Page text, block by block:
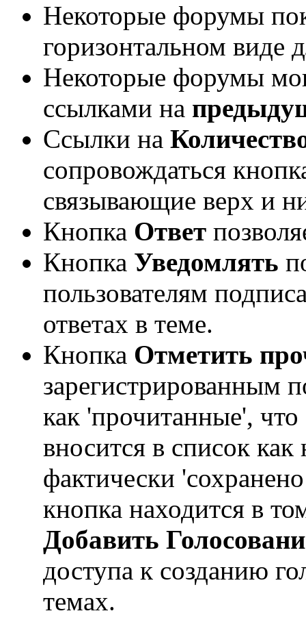
Некоторые форумы
горизонтальном виде
Некоторые форумы
ссылками на
Ссылки на
сопровождаться
связывающие верх и
Кнопка Ответ
Кнопка Уведомлять
пользователям
ответах в теме.
Кнопка Отметить
зарегистрированным
как 'прочитанные', что
вносится в список
фактически
кнопка находится в
Добавить
доступа к созданию
темах.